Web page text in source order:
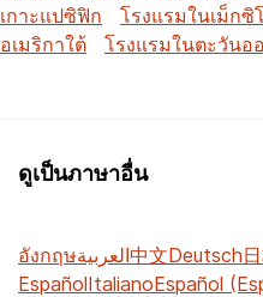
เกาะแปซิฟิก
โรงแรมในเม็กซิ
อเมริกาใต้
โรงแรมในตะวันอ
ดูเป็นภาษาอื่น
อังกฤษالعربية中文Deutsch
EspañolItalianoEspañol